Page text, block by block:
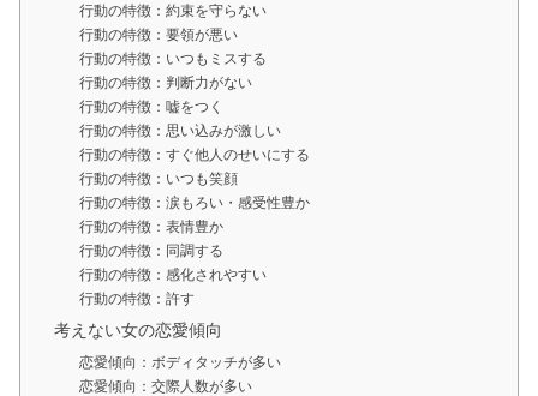
行動の特徴：約束を守らない
行動の特徴：要領が悪い
行動の特徴：いつもミスする
行動の特徴：判断力がない
行動の特徴：嘘をつく
行動の特徴：思い込みが激しい
行動の特徴：すぐ他人のせいにする
行動の特徴：いつも笑顔
行動の特徴：涙もろい・感受性豊か
行動の特徴：表情豊か
行動の特徴：同調する
行動の特徴：感化されやすい
行動の特徴：許す
考えない女の恋愛傾向
恋愛傾向：ボディタッチが多い
恋愛傾向：交際人数が多い